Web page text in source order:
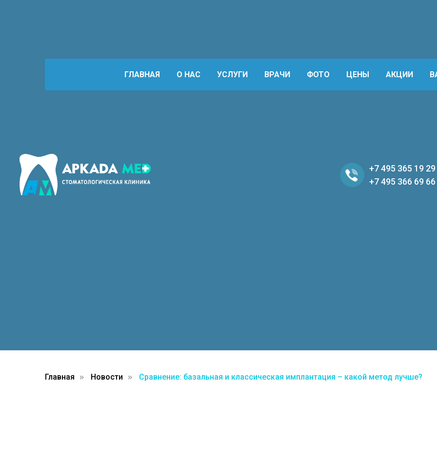
+7 495 365 19 29
+7 495 366 69 66
ГЛАВНАЯ О НАС УСЛУГИ ВРАЧИ ФОТО ЦЕНЫ АКЦИИ
Главная » Новости » Сравнение: базальная и классическая имплантация – какой метод лучше?